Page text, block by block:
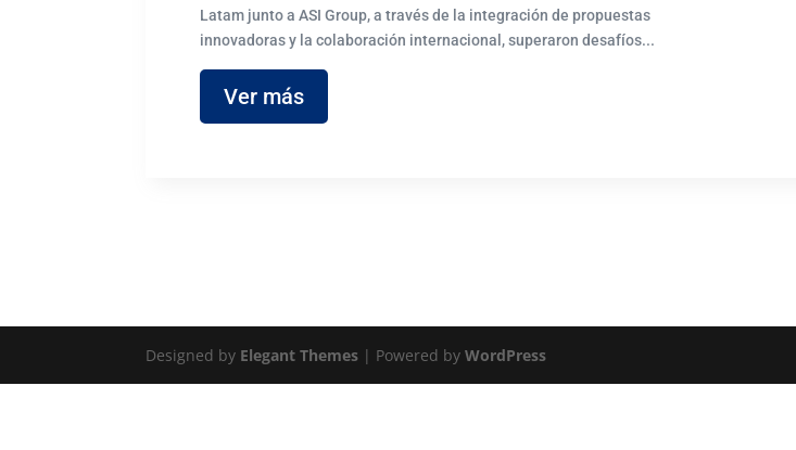
Latam junto a ASI Group, a través de la integración de propuestas
innovadoras y la colaboración internacional, superaron desafíos...
Ver más
Designed by Elegant Themes | Powered byWordPress